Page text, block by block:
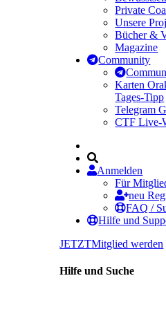
Private
Unsere
Bücher &
Magazine
Community
Karten
Tages-Tipp
Telegram
CTF Live-
Anmelden
Für
neu
FAQ /
Hilfe und
JETZTMitglied werden
Hilfe und Suche